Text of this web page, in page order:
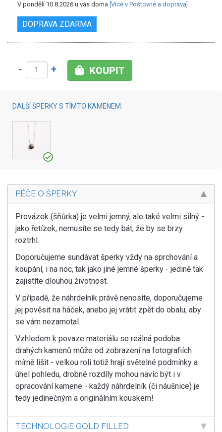
V pondělí 10.8.2026 u vás doma [Více v Poštovné a doprava]
DOPRAVA ZDARMA
- + KOUPIT
DALŠÍ ŠPERKY S TÍMTO KAMENEM:
PÉČE O ŠPERKY
Provázek (šňůrka) je velmi jemný, ale také velmi silný -
jako řetízek, nemusíte se tedy bát, že by se brzy
roztrhl.
Doporučujeme sundávat šperky vždy na sprchování a
koupání, i na noc, tak jako jiné jemné šperky - jedině tak
zajistíte dlouhou životnost.
V případě, že náhrdelník právě nenosíte, doporučujeme
jej pověsit na háček, anebo jej vrátit zpět do obalu, aby
se vám nezamotal.
Vzhledem k povaze materiálu se reálná podoba
drahých kamenů může od zobrazení na fotografiích
mírně lišit - velkou roli totiž hrají světelné podmínky a
úhel pohledu, drobné rozdíly mohou navíc být i v
opracování kamene - každý náhrdelník (či náušnice) je
tedy jedinečným a originálním kouskem!
TECHNOLOGIE GOLD FILLED